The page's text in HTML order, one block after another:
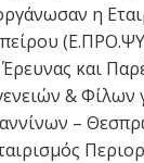
η
και
& Φίλων
–